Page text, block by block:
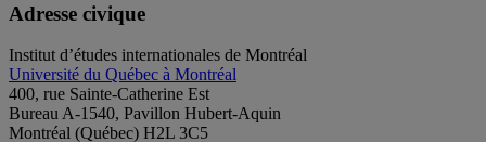
Adresse civique
Institut d’études internationales de Montréal
Université du Québec à Montréal
400, rue Sainte-Catherine Est
Bureau A-1540, Pavillon Hubert-Aquin
Montréal (Québec) H2L 3C5